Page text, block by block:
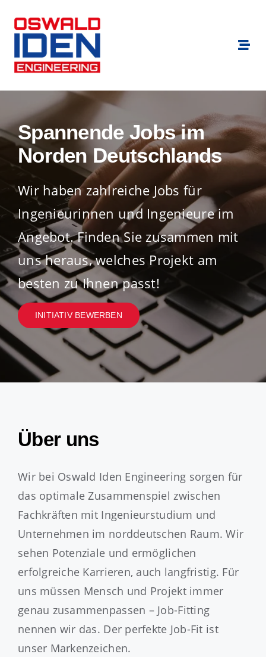
Inhalt
Branchen
Für Bewerber
Für Unternehmen
Standorte
Über uns
Spannende Jobs im
Norden Deutschlands
Wir haben zahlreiche Jobs für
Ingenieurinnen und Ingenieure im
Angebot. Finden Sie zusammen mit
uns heraus, welches Projekt am
besten zu Ihnen passt!
INITIATIV BEWERBEN
Über uns
Wir bei Oswald Iden Engineering sorgen für
das optimale Zusammenspiel zwischen
Fachkräften mit Ingenieurstudium und
Unternehmen im norddeutschen Raum. Wir
sehen Potenziale und ermöglichen
erfolgreiche Karrieren, auch langfristig. Für
uns müssen Mensch und Projekt immer
genau zusammenpassen – Job-Fitting
nennen wir das. Der perfekte Job-Fit ist
unser Markenzeichen.